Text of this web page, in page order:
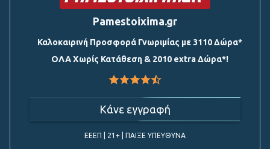
Pamestoixima.gr
Καλοκαιρινή Προσφορά Γνωριμίας με 3110 Δώρα*
ΟΛΑ Χωρίς Κατάθεση & 2010 extra Δώρα*!
Κάνε εγγραφή
ΕΕΕΠ | 21+ | ΠΑΙΞΕ ΥΠΕΥΘΥΝΑ